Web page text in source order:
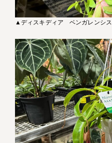
▲ディスキディア ベンガレンシス